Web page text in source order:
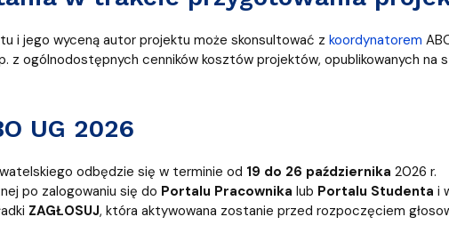
i jego wyceną autor projektu może skonsultować z koordynatorem
z ogólnodostępnych cenników kosztów projektów, opublikowanych
UG 2026
odbędzie się w terminie od 19 do 26 października 2026 r.
po zalogowaniu się do Portalu Pracownika lub Portalu Studenta i
ZAGŁOSUJ, która aktywowana zostanie przed rozpoczęciem